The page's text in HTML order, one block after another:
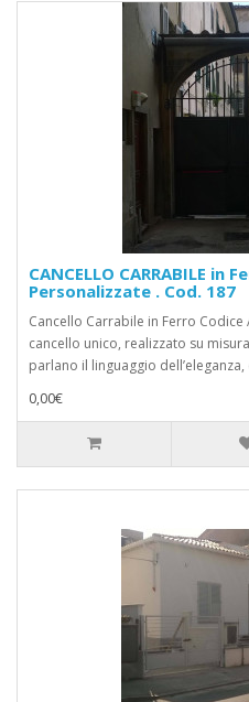
CANCELLO CARRABILE in
Personalizzate . Cod. 187
Cancello Carrabile in Ferro
cancello unico, realizzato su
parlano il linguaggio
0,00€